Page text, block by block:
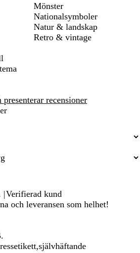
Mönster
Nationalsymboler
Natur & landskap
Retro & vintage
recensioner
|Verifierad kund
och leveransen som helhet!